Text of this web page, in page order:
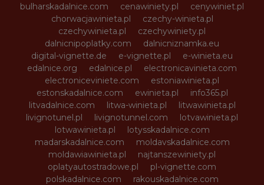
bulharskadalnice.com
cenawiniety.pl
cenywiniet.pl
chorwacjawinieta.pl
czechy-winieta.pl
czechywinieta.pl
czechywiniety.pl
dalnicnipoplatky.com
dalnicniznamka.eu
digital-vignette.de
e-vignette.pl
e-winieta.eu
edalnice.org
edalnice.pl
electronicavinieta.com
electroniceviniete.com
estoniawinieta.pl
estonskadalnice.com
ewinieta.pl
info365.pl
litvadalnice.com
litwa-winieta.pl
litwawinieta.pl
livignotunel.pl
livignotunnel.com
lotvawinieta.pl
lotwawinieta.pl
lotysskadalnice.com
madarskadalnice.com
moldavskadalnice.com
moldawiawinieta.pl
najtanszewiniety.pl
oplatyautostradowe.pl
pl-vignette.com
polskadalnice.com
rakouskadalnice.com